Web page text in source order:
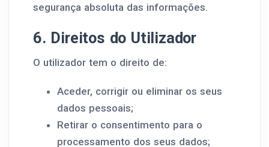
segurança absoluta das informações.
6. Direitos do Utilizador
O utilizador tem o direito de:
Aceder, corrigir ou eliminar os seus
dados pessoais;
Retirar o consentimento para o
processamento dos seus dados;